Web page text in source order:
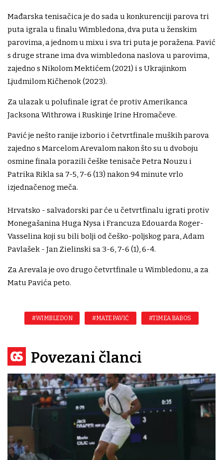
Mađarska tenisačica je do sada u konkurenciji parova tri
puta igrala u finalu Wimbledona, dva puta u ženskim
parovima, a jednom u mixu i sva tri puta je poražena. Pavić
s druge strane ima dva wimbledona naslova u parovima,
zajedno s Nikolom Mektićem (2021) i s Ukrajinkom
Ljudmilom Kičhenok (2023).
Za ulazak u polufinale igrat će protiv Amerikanca
Jacksona Withrowa i Ruskinje Irine Hromačeve.
Pavić je nešto ranije izborio i četvrtfinale muških parova
zajedno s Marcelom Arevalom nakon što su u dvoboju
osmine finala porazili češke tenisače Petra Nouzu i
Patrika Rikla sa 7-5, 7-6 (13) nakon 94 minute vrlo
izjednačenog meča.
Hrvatsko - salvadorski par će u četvrtfinalu igrati protiv
Monegašanina Huga Nysa i Francuza Edouarda Roger-
Vasselina koji su bili bolji od češko-poljskog para, Adam
Pavlašek - Jan Zielinski sa 3-6, 7-6 (1), 6-4.
Za Arevala je ovo drugo četvrtfinale u Wimbledonu, a za
Matu Pavića peto.
#WIMBLEDON #MATE PAVIĆ #TIMEA BABOS
Povezani članci